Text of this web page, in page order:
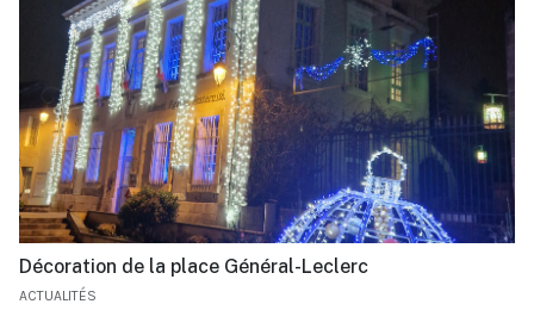
Décoration de la place Général-Leclerc
ACTUALITÉS